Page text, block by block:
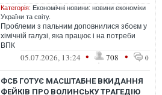
Категорія: Економічні новини: новини економіки
України та світу.
Проблеми з пальним доповнилися збоєм у
хімічній галузі, яка працює і на потреби
ВПК
05.07.2026, 13:24 • 708 • 0
ФСБ ГОТУЄ МАСШТАБНЕ ВКИДАННЯ
ФЕЙКІВ ПРО ВОЛИНСЬКУ ТРАГЕДІЮ